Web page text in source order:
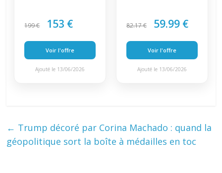
199 € 153 €
Voir l'offre
Ajouté le 13/06/2026
82.17 € 59.99 €
Voir l'offre
Ajouté le 13/06/2026
← Trump décoré par Corina Machado : quand la
géopolitique sort la boîte à médailles en toc